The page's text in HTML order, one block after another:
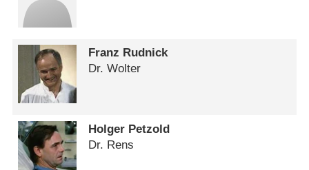
Franz Rudnick
Dr. Wolter
Holger Petzold
Dr. Rens